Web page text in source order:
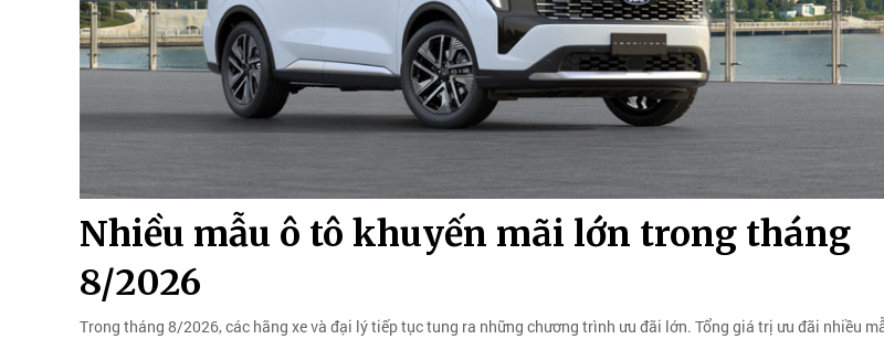
Nhiều mẫu ô tô khuyến mãi lớn trong tháng
8/2026
Trong tháng 8/2026, các hãng xe và đại lý tiếp tục tung ra những chương trình ưu đãi lớn. Tổng giá trị ưu đãi nhiều